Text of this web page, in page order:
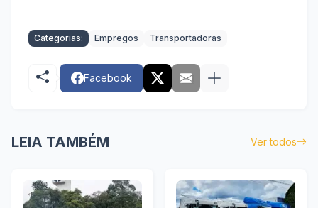
Categorias: Empregos Transportadoras
Facebook
LEIA TAMBÉM Ver todos